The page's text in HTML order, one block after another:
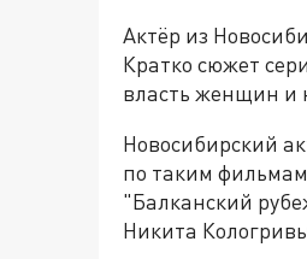
Актёр из
Кратко сюжет
власть женщин и
Новосибирский
по таким
"Балканский
Никита